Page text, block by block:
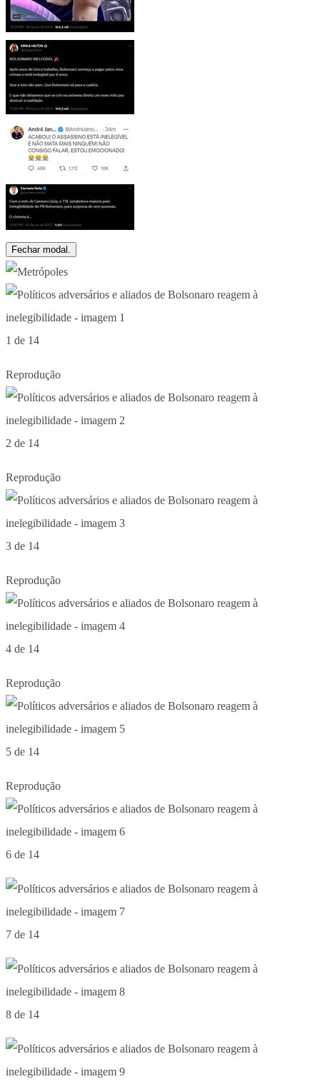
Fechar modal.
1 de 14
Reprodução
2 de 14
Reprodução
3 de 14
Reprodução
4 de 14
Reprodução
5 de 14
Reprodução
6 de 14
7 de 14
8 de 14